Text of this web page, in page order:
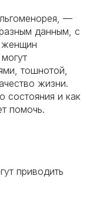
—
данным, с
женщин
тошнотой,
жизни.
состояния и как
помочь.
приводить